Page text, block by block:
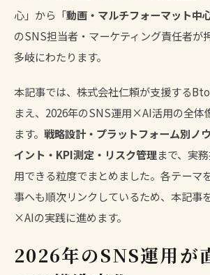
心」から「動画・マルチフォーマット中
のSNS担当者・マーケティング責任者が
多岐にわたります。
本記事では、株式会社仁頼が支援する
まえ、2026年のSNS運用×AI活用の全体
ます。 戦略設計・プラットフォーム別ノ
イント・KPI測定・リスク管理まで、実
用できる粒度でまとめました。各テーマ
事へも順次リンクしているため、本記事
×AIの実践に進めます。
2026年のSNS運用が